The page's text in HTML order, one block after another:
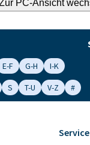
E-F G-H
I-K
S T-U V-Z #
Service